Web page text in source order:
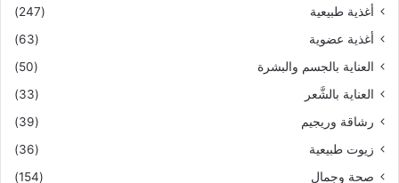
أغذية طبيعية
(247)
أغذية عضوية
(63)
العناية بالجسم والبشرة
(50)
العناية بالشَّعر
(33)
رشاقة وريجيم
(39)
زيوت طبيعية
(36)
صحة وجمال
(154)